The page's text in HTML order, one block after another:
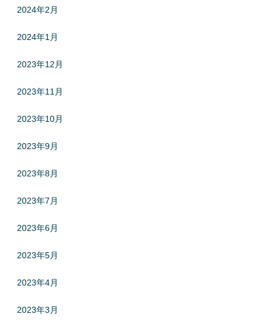
2024年2月
2024年1月
2023年12月
2023年11月
2023年10月
2023年9月
2023年8月
2023年7月
2023年6月
2023年5月
2023年4月
2023年3月